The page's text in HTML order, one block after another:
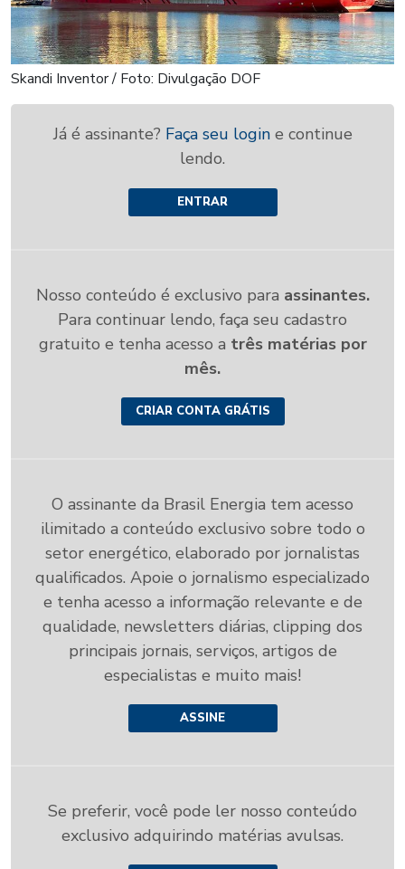
Skandi Inventor / Foto: Divulgação DOF
Já é assinante? Faça seu login e continue
lendo.
ENTRAR
Nosso conteúdo é exclusivo para assinantes.
Para continuar lendo, faça seu cadastro
gratuito e tenha acesso a três matérias por
mês.
CRIAR CONTA GRÁTIS
O assinante da Brasil Energia tem acesso
ilimitado a conteúdo exclusivo sobre todo o
setor energético, elaborado por jornalistas
qualificados. Apoie o jornalismo especializado
e tenha acesso a informação relevante e de
qualidade, newsletters diárias, clipping dos
principais jornais, serviços, artigos de
especialistas e muito mais!
ASSINE
Se preferir, você pode ler nosso conteúdo
exclusivo adquirindo matérias avulsas.